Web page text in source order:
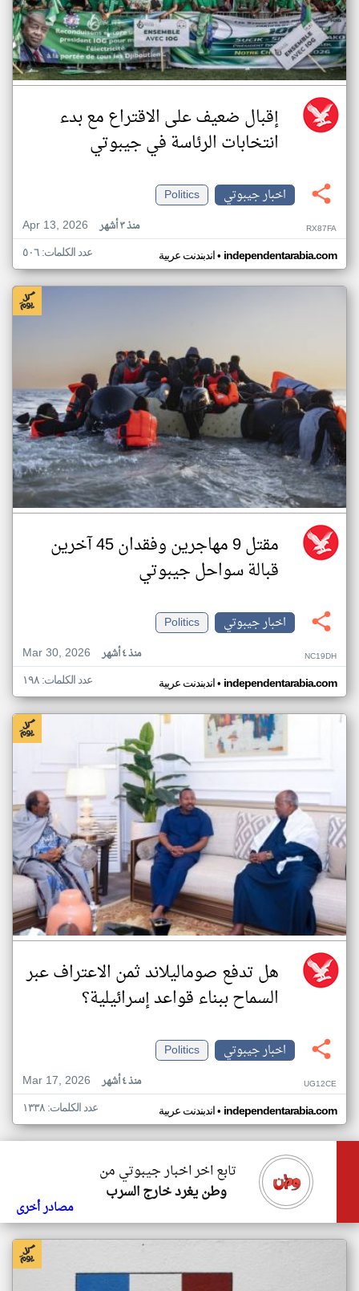
إقبال ضعيف على الاقتراع مع بدء
انتخابات الرئاسة في جيبوتي
اخبار جيبوتي
Politics
Apr 13, 2026
منذ ٣ أشهر RX87FA
اندبندنت عربية• independentarabia.com عدد الكلمات: ٥٠٦
مقتل 9 مهاجرين وفقدان 45 آخرين
قبالة سواحل جيبوتي
اخبار جيبوتي
Politics
Mar 30, 2026
منذ ٤ أشهر NC19DH
اندبندنت عربية• independentarabia.com عدد الكلمات: ١٩٨
هل تدفع صوماليلاند ثمن الاعتراف عبر
السماح ببناء قواعد إسرائيلية؟
اخبار جيبوتي
Politics
Mar 17, 2026
منذ ٤ أشهر UG12CE
اندبندنت عربية• independentarabia.com عدد الكلمات: ١٣٣٨
تابع اخر اخبار جيبوتي من
وطن يغرد خارج السرب
مصادر أخرى